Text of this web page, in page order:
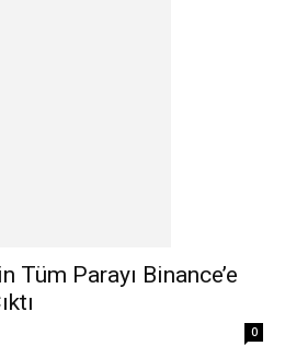
Tüm Parayı Binance’e
0